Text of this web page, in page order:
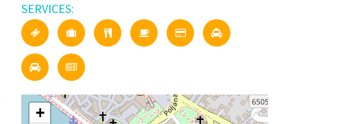
SERVICES:
+